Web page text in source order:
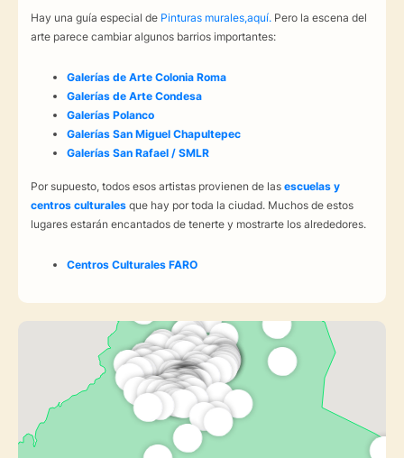
Hay una guía especial de Pinturas murales,aquí. Pero la escena del
arte parece cambiar algunos barrios importantes:
Galerías de Arte Colonia Roma
Galerías de Arte Condesa
Galerías Polanco
Galerías San Miguel Chapultepec
Galerías San Rafael / SMLR
Por supuesto, todos esos artistas provienen de las escuelas y
centros culturales que hay por toda la ciudad. Muchos de estos
lugares estarán encantados de tenerte y mostrarte los alrededores.
Centros Culturales FARO